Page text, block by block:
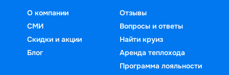
О компании
СМИ
Скидки и акции
Блог
Отзывы
Вопросы и ответы
Найти круиз
Аренда теплохода
Программа лояльности